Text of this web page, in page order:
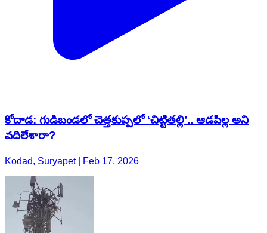
కోదాడ: గుడిబండలో చెత్తకుప్పలో ‘చిట్టితల్లి’.. ఆడపిల్ల అని
వదిలేశారా?
Kodad, Suryapet | Feb 17, 2026